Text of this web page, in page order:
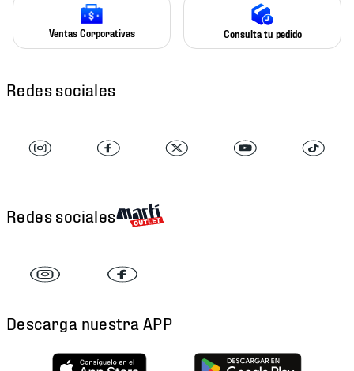
Ventas Corporativas Consulta tu pedido
Redes sociales
Redes sociales
Descarga nuestra APP